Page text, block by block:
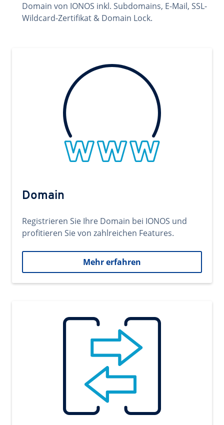
Domain von IONOS inkl. Subdomains, E-Mail, SSL-
Wildcard-Zertifikat & Domain Lock.
Domain
Registrieren Sie Ihre Domain bei IONOS und
profitieren Sie von zahlreichen Features.
Mehr erfahren